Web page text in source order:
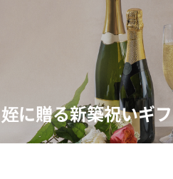
姪に贈る新築祝いギ